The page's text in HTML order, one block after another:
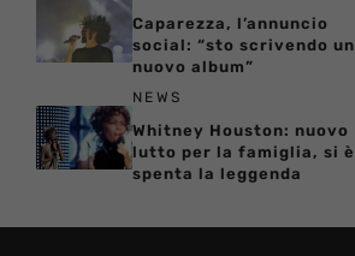
Caparezza, l’annuncio
social: “sto scrivendo un
nuovo album”
NEWS
Whitney Houston: nuovo
lutto per la famiglia, si è
spenta la leggenda